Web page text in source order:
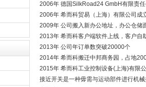
2006年 德国SilkRoad24 GmbH有限责
2006年 希而科贸易（上海）有限公司成
2009年 公司搬入新办公地址，办公仓储
2013年 希而科客户端软件上线，客户自
2013年 公司年订单数突破20000个
2014年 希而科搬迁中邦商务园，占地
2015年 希而科工业控制设备(上海)有限
接近开关是一种毋需与运动部件进行机